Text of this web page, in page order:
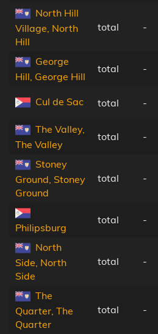
North Hill
Village, North
Hill
total -
George
Hill, George Hill
total -
Cul de Sac total -
The Valley,
The Valley
total -
Stoney
Ground, Stoney
Ground
total -
Philipsburg
total -
North
Side, North
Side
total -
The
Quarter, The
Quarter
total -